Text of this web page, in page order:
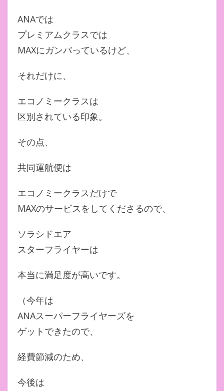
ANAでは
プレミアムクラスでは
MAXにガンバっているけど、
それだけに、
エコノミークラスは
区別されている印象。
その点、
共同運航便は
エコノミークラスだけで
MAXのサービスをしてくださるので、
ソラシドエア
スターフライヤーは
本当に満足度が高いです。
（今年は
ANAスーパーフライヤーズを
ゲットできたので、
経費節減のため、
今後は